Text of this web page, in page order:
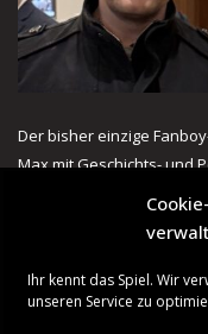
Ihr kennt das Spiel. Wir
unseren Service zu
Der bisher einzige
Max mit Geschichts- und